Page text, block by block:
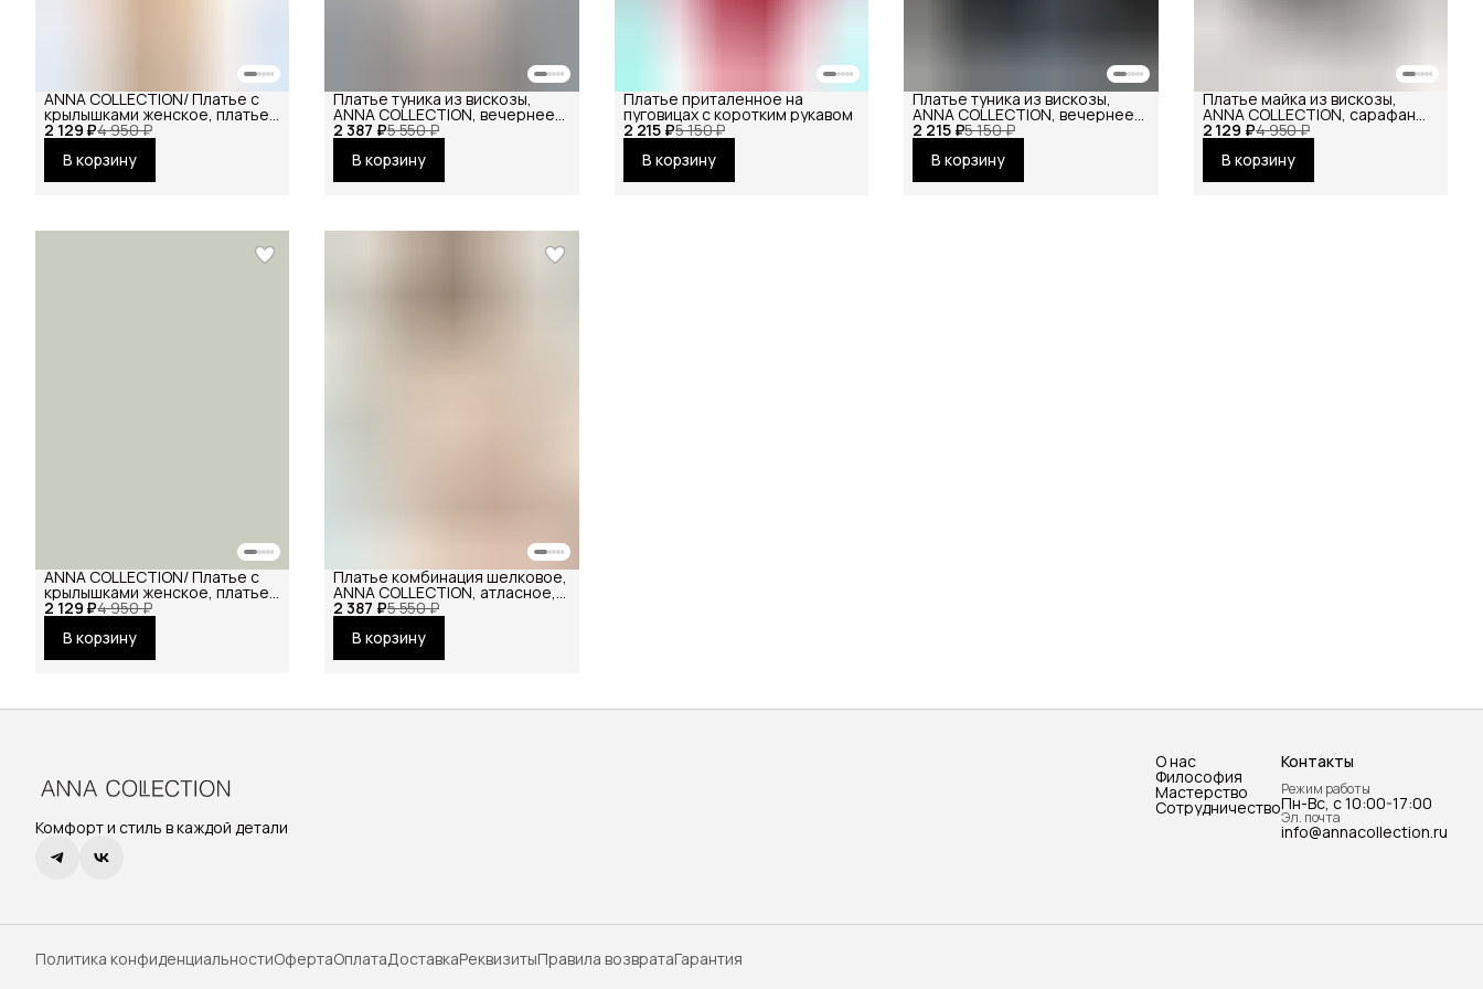
2 129 ₽4 950 ₽
ANNA COLLECTION/ Платье с
крылышками женское, платье
вечернее, нарядное,
атласное, шёлковое, на
праздник
В корзину
2 387 ₽5 550 ₽
Платье туника из вискозы,
ANNA COLLECTION, вечернее
праздничное повседневное
офисное
В корзину
2 215 ₽5 150 ₽
Платье приталенное на
пуговицах с коротким рукавом
В корзину
2 215 ₽5 150 ₽
Платье туника из вискозы,
ANNA COLLECTION, вечернее
праздничное повседневное
офисное
В корзину
2 129 ₽4 950 ₽
Платье майка из вискозы,
ANNA COLLECTION, сарафан
офисный, на бретелях,
базовое вечернее
праздничное повседневное
В корзину
2 129 ₽4 950 ₽
ANNA COLLECTION/ Платье с
крылышками женское, платье
вечернее, нарядное,
атласное, шёлковое, на
праздник
В корзину
2 387 ₽5 550 ₽
Платье комбинация шелковое,
ANNA COLLECTION, атласное,
сарафан офисный, на тонких
бретелях вечернее
В корзину
Комфорт и стиль в каждой детали
О нас
Философия
Мастерство
Сотрудничество
Контакты
Режим работы
Пн-Вс, с 10:00-17:00
Эл. почта
info@annacollection.ru
Политика конфиденциальностиОфертаОплатаДоставкаРеквизитыПравила возвратаГарантия